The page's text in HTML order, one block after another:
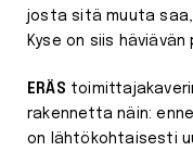
josta sitä muuta saa,
Kyse on siis
ERÄS
rakennetta näin:
on lähtökohtaisesti